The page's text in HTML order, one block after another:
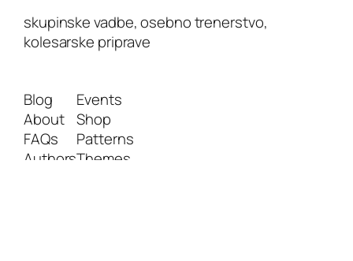
skupinske vadbe, osebno trenerstvo,
kolesarske priprave
Blog
About
FAQs
Authors
Events
Shop
Patterns
Themes